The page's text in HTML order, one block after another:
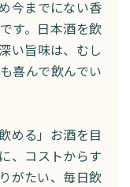
今までにない香
す。日本酒を飲
い旨味は、むし
喜んで飲んでい
める」お酒を目
、コストからす
がたい、毎日飲